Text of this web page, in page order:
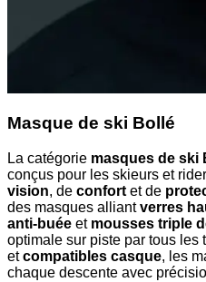
Masque de ski Bollé
La catégorie masques de ski
conçus pour les skieurs et
vision, de confort et de
des masques alliantverres
anti-buée et mousses triple
optimale sur piste par tous les
etcompatibles casque, les
chaque descente avec